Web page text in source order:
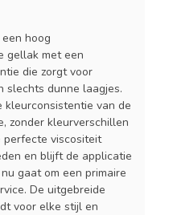
hoog
gellak met een
die zorgt voor
slechts dunne laagjes.
van de
zonder kleurverschillen
perfecte viscositeit
en blijft de applicatie
gaat om een primaire
De uitgebreide
voor elke stijl en